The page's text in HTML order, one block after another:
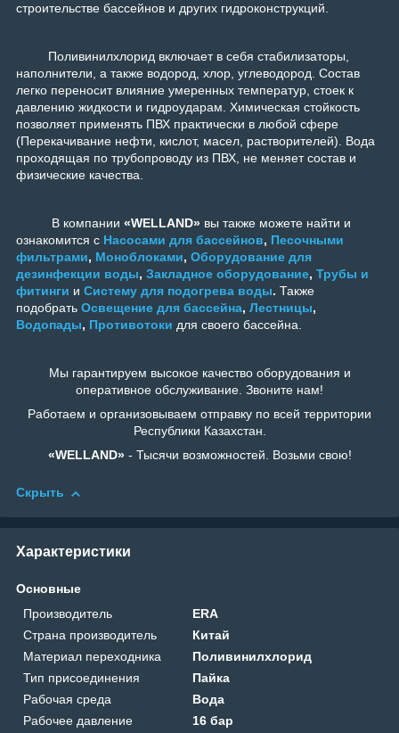
строительстве бассейнов и других гидроконструкций.
Поливинилхлорид включает в себя стабилизаторы,
наполнители, а также водород, хлор, углеводород. Состав
легко переносит влияние умеренных температур, стоек к
давлению жидкости и гидроударам. Химическая стойкость
позволяет применять ПВХ практически в любой сфере
(Перекачивание нефти, кислот, масел, растворителей). Вода
проходящая по трубопроводу из ПВХ, не меняет состав и
физические качества.
В компании «WELLAND» вы также можете найти и
ознакомится с Насосами для бассейнов, Песочными
фильтрами, Моноблоками, Оборудование для
дезинфекции воды, Закладное оборудование, Трубы и
фитинги и Систему для подогрева воды. Также
подобрать Освещение для бассейна, Лестницы,
Водопады, Противотоки для своего бассейна.
Мы гарантируем высокое качество оборудования и
оперативное обслуживание. Звоните нам!
Работаем и организовываем отправку по всей территории
Республики Казахстан.
«WELLAND»- Тысячи возможностей. Возьми свою!
Скрыть
Характеристики
Основные
Производитель
ERA
Страна производитель
Китай
Материал переходника
Поливинилхлорид
Тип присоединения
Пайка
Рабочая среда
Вода
Рабочее давление
16 бар